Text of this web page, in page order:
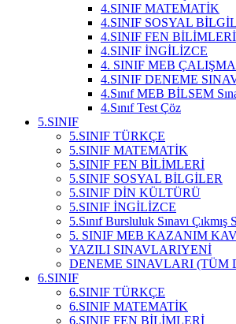
4.SINIF MATEMATİK
4.SINIF SOSYAL
4.SINIF FEN BİLİMLERİ
4.SINIF İNGİLİZCE
4. SINIF MEB
4.SINIF DENEME
4.Sınıf MEB BİLSEM
4.Sınıf Test Çöz
5.SINIF
5.SINIF TÜRKÇE
5.SINIF MATEMATİK
5.SINIF FEN BİLİMLERİ
5.SINIF SOSYAL BİLGİLER
5.SINIF DİN KÜLTÜRÜ
5.SINIF İNGİLİZCE
5.Sınıf Bursluluk Sınavı Çıkmış
5. SINIF MEB KAZANIM
YAZILI SINAVLARIYENİ
DENEME SINAVLARI (TÜM
6.SINIF
6.SINIF TÜRKÇE
6.SINIF MATEMATİK
6.SINIF FEN BİLİMLERİ